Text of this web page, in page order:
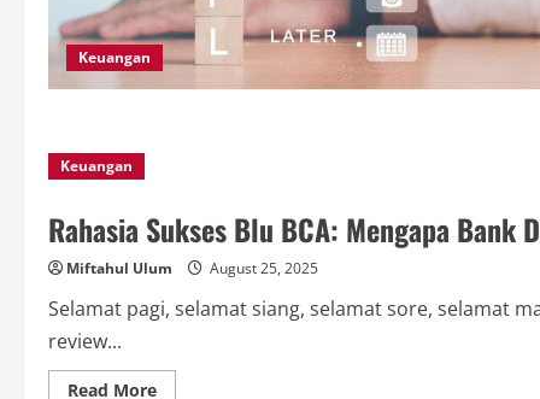
Keuangan
Keuangan
Rahasia Sukses Blu BCA: Mengapa Bank
Miftahul Ulum August 25, 2025
Selamat pagi, selamat siang, selamat sore, selamat
review...
Read MoreRead